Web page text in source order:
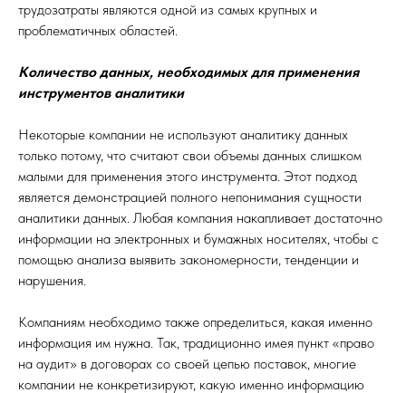
трудозатраты являются одной из самых крупных и
проблематичных областей.
Количество данных, необходимых для применения
инструментов аналитики
Некоторые компании не используют аналитику данных
только потому, что считают свои объемы данных слишком
малыми для применения этого инструмента. Этот подход
является демонстрацией полного непонимания сущности
аналитики данных. Любая компания накапливает достаточно
информации на электронных и бумажных носителях, чтобы с
помощью анализа выявить закономерности, тенденции и
нарушения.
Компаниям необходимо также определиться, какая именно
информация им нужна. Так, традиционно имея пункт «право
на аудит» в договорах со своей цепью поставок, многие
компании не конкретизируют, какую именно информацию